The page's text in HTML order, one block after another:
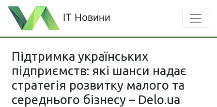
IT Новини
Підтримка українських
підприємств: які шанси надає
стратегія розвитку малого та
середнього бізнесу – Delo.ua